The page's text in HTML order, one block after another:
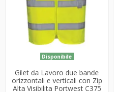
Disponibile
Gilet da Lavoro due bande
orizzontali e verticali con Zip
Alta Visibilita Portwest C375